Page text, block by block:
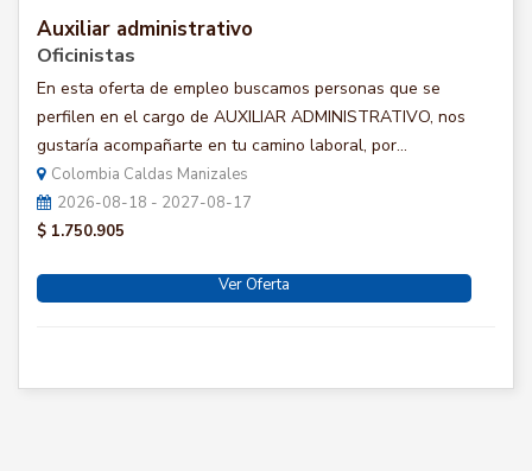
Auxiliar administrativo
Oficinistas
En esta oferta de empleo buscamos personas que se
perfilen en el cargo de AUXILIAR ADMINISTRATIVO, nos
gustaría acompañarte en tu camino laboral, por...
Colombia Caldas Manizales
2026-08-18 - 2027-08-17
$ 1.750.905
Ver Oferta